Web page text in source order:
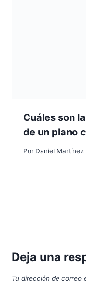
Cuáles son
de un plano
Por Daniel Martínez
Deja una
Tu dirección de correo